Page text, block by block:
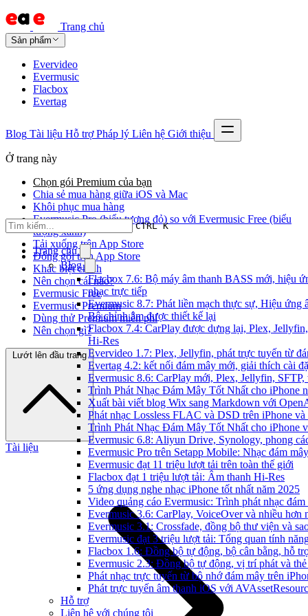
Trang chủ
Sản phẩm
Evervideo
Evermusic
Flacbox
Evertag
Blog Tài liệu Hỗ trợ Pháp lý Liên hệ Giới thiệu
CTRL K
Trang chủ
Blog
Flacbox 7.6: Bộ máy âm thanh BASS mới, hiệu
nhạc trực tiếp
Evermusic 8.7: Phát liền mạch thực sự, Hiệu ứng
Bộ chỉnh âm được thiết kế lại
Flacbox 7.4: CarPlay được dựng lại, Plex,
Hi-Res
Evervideo 1.7: Plex, Jellyfin, phát trực tuyến từ
Evertag 4.2: kết nối đám mây mới, giải thích cài
Evermusic 8.6: CarPlay mới, Plex, Jellyfin,
Trình Phát Nhạc Đám Mây Tốt Nhất cho iPhone
Xuất bài viết blog Wix sang Markdown với
Phát nhạc Lossless FLAC và DSD trên iPhone
Trình Phát Nhạc Đám Mây Tốt Nhất cho iPhone
Evermusic 6.8: Aliyun Drive, Synology, phong
Evermusic Pro trên Setapp Mobile: Nhạc đám
Evermusic đạt 11 triệu lượt tải trên toàn thế giới
Flacbox đạt 1 triệu lượt tải: Âm thanh Hi-Res
5 ứng dụng nghe nhạc iPhone tốt nhất năm 2025
Video quảng cáo Evermusic: Trình phát nhạc đám
Evermusic 3.6: CarPlay, VoiceOver và nhiều hơn
Evermusic 3.1: Crossfade, đồng bộ thư viện và
Evermusic đạt 3 triệu lượt tải: Tổng quan tính
Flacbox 1.6: Đồng bộ tự động, bộ cân bằng, hỗ
Evermusic 2.3: Đồng bộ tự động, vị trí phát và thẻ
Phát nhạc trực tuyến từ bộ nhớ đám mây trên
Phát trực tuyến âm thanh iOS với
Hỗ trợ
Liên hệ với chúng tôi
Ở trang này
Chọn gói Premium của bạn
Chia sẻ mua hàng giữa iOS và Mac
Khôi phục mua hàng
Evermusic Pro (biểu tượng đỏ) so với Evermusic Free (biểu
tượng xanh)
Tải xuống trên App Store
Đóng gói trên App Store
Khác biệt chính
Nên chọn cái nào?
Evermusic Free
Evermusic Premium
Dùng thử Premium miễn phí
Nên chọn gì?
Lướt lên đầu trang
Tài liệu